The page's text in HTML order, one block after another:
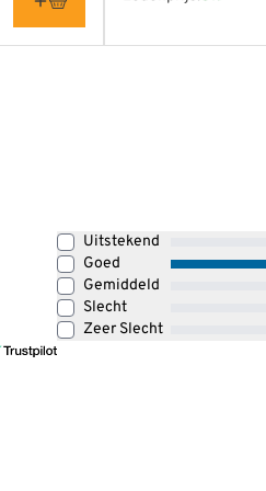
Uitstekend
Goed
Gemiddeld
Slecht
Zeer Slecht